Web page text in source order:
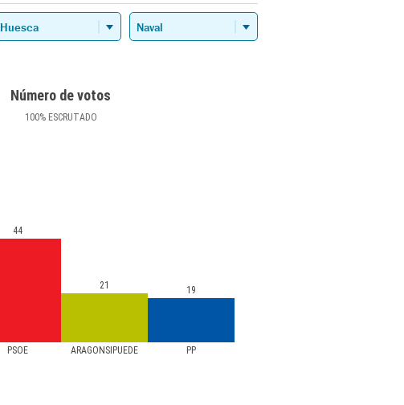
Número de votos
100%ESCRUTADO
PSOE ARAGONSIPUEDE PP
44
21 19